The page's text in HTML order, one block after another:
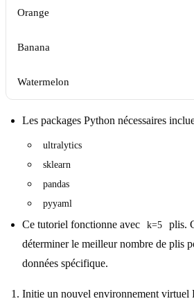
Orange
Banana
Watermelon
Les packages Python nécessaires
ultralytics
sklearn
pandas
pyyaml
Ce tutoriel fonctionne avec k=5
plis.
déterminer le meilleur nombre de plis
données spécifique.
Initie un nouvel environnement virtuel